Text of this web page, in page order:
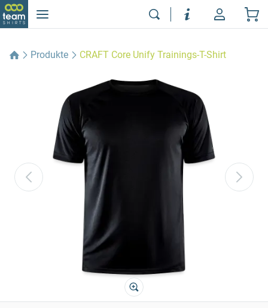
Produkte CRAFT Core Unify Trainings-T-Shirt